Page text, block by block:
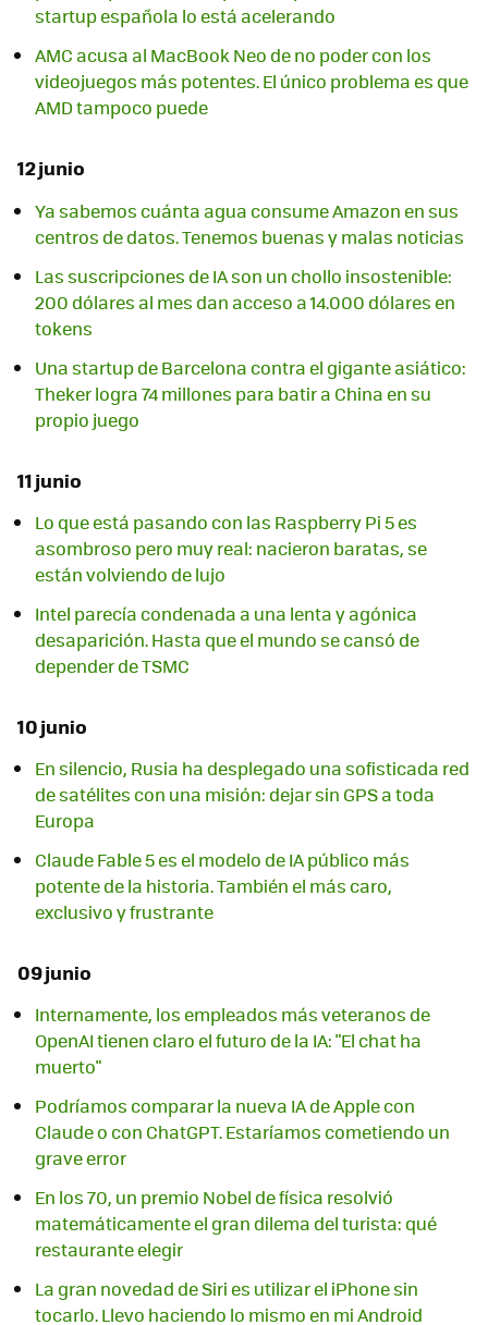
startup española lo está acelerando
AMC acusa al MacBook Neo de no poder con los
videojuegos más potentes. El único problema es que
AMD tampoco puede
12 junio
Ya sabemos cuánta agua consume Amazon en sus
centros de datos. Tenemos buenas y malas noticias
Las suscripciones de IA son un chollo insostenible:
200 dólares al mes dan acceso a 14.000 dólares en
tokens
Una startup de Barcelona contra el gigante asiático:
Theker logra 74 millones para batir a China en su
propio juego
11 junio
Lo que está pasando con las Raspberry Pi 5 es
asombroso pero muy real: nacieron baratas, se
están volviendo de lujo
Intel parecía condenada a una lenta y agónica
desaparición. Hasta que el mundo se cansó de
depender de TSMC
10 junio
En silencio, Rusia ha desplegado una sofisticada red
de satélites con una misión: dejar sin GPS a toda
Europa
Claude Fable 5 es el modelo de IA público más
potente de la historia. También el más caro,
exclusivo y frustrante
09 junio
Internamente, los empleados más veteranos de
OpenAI tienen claro el futuro de la IA: "El chat ha
muerto"
Podríamos comparar la nueva IA de Apple con
Claude o con ChatGPT. Estaríamos cometiendo un
grave error
En los 70, un premio Nobel de física resolvió
matemáticamente el gran dilema del turista: qué
restaurante elegir
La gran novedad de Siri es utilizar el iPhone sin
tocarlo. Llevo haciendo lo mismo en mi Android